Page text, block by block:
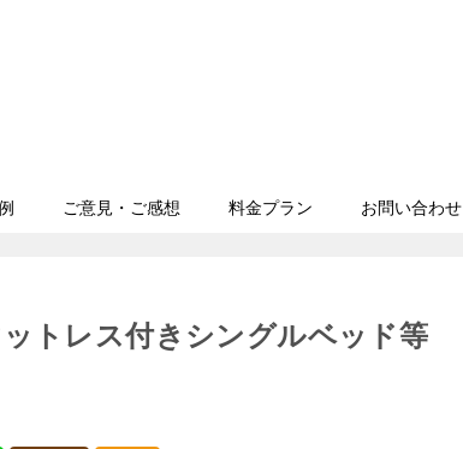
ご意見・ご感想 料金プラン お問い合わせ
ットレス付きシングルベッド等